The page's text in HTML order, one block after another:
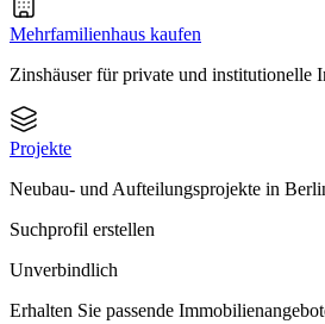
Mehrfamilienhaus kaufen
Zinshäuser für private und institutionelle
Projekte
Neubau- und Aufteilungsprojekte in
Suchprofil erstellen
Unverbindlich
Erhalten Sie passende